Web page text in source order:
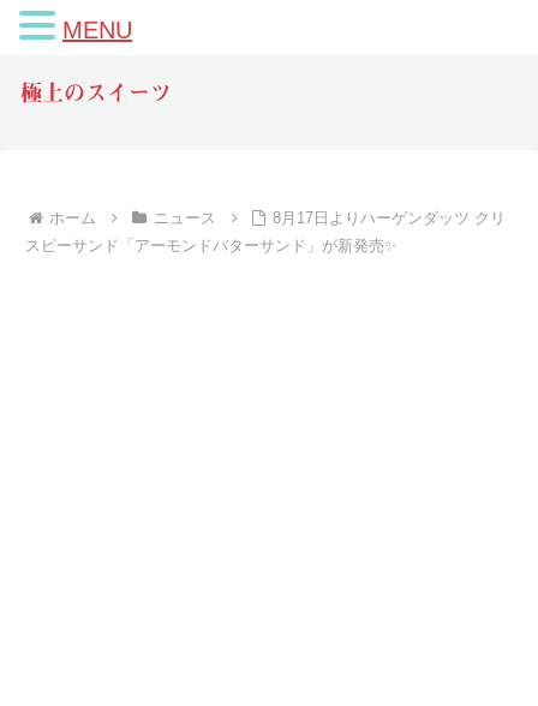
極上のスイーツ
ホーム ニュース
8月17日よりハーゲンダッツ クリ
スピーサンド「アーモンドバターサンド」が新発売✨
MENU